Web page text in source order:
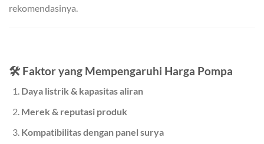
rekomendasinya.
🛠️ Faktor yang Mempengaruhi Harga Pompa
Daya listrik & kapasitas aliran
Merek & reputasi produk
Kompatibilitas dengan panel surya